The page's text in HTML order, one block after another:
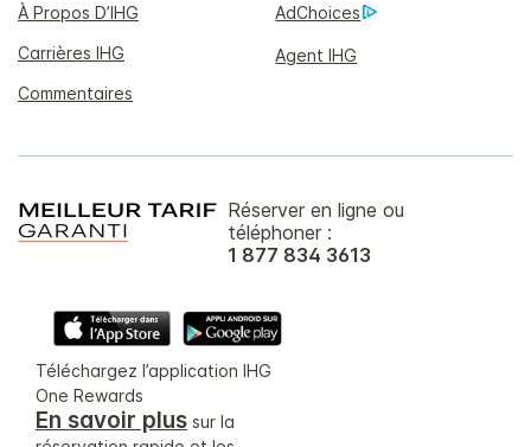
À Propos D’IHG
AdChoices
Carrières IHG
Agent IHG
Commentaires
Réserver en ligne ou
téléphoner :
1 877 834 3613
Téléchargez l’application IHG
One Rewards
En savoir plus sur la